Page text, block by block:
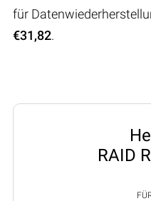
für
€31,82.
RAID